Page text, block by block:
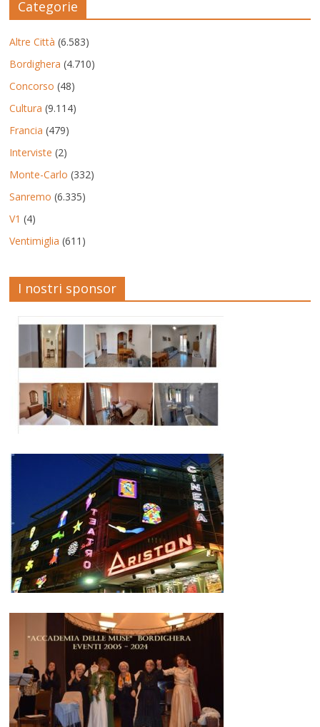
Categorie
Altre Città (6.583)
Bordighera (4.710)
Concorso (48)
Cultura (9.114)
Francia (479)
Interviste (2)
Monte-Carlo (332)
Sanremo (6.335)
V1 (4)
Ventimiglia (611)
I nostri sponsor